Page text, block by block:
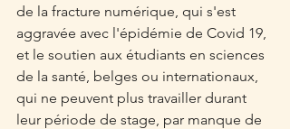
de la fracture numérique, qui s'est
aggravée avec l'épidémie de Covid 19,
et le soutien aux étudiants en sciences
de la santé, belges ou internationaux,
qui ne peuvent plus travailler durant
leur période de stage, par manque de